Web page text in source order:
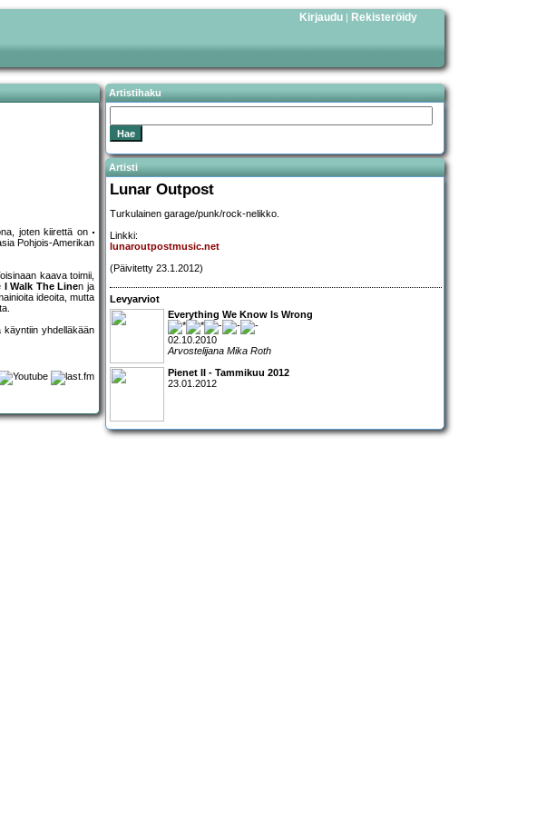
Kirjaudu | Rekisteröidy
joten kiirettä on
Pohjois-Amerikan
kaava toimii,
I Walk The Linen ja
ideoita, mutta
käyntiin yhdelläkään
Artistihaku
Artisti
Lunar Outpost
Turkulainen garage/punk/rock-nelikko.
Linkki:
lunaroutpostmusic.net
(Päivitetty 23.1.2012)
Levyarviot
Everything We Know Is Wrong
02.10.2010
Arvostelijana Mika Roth
Pienet II - Tammikuu 2012
23.01.2012